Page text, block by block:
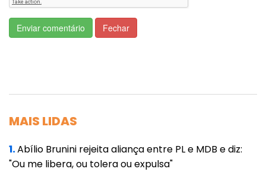
suplências.
Embora haja dois vice-líderes do governo –
catarinense é um senador mais discreto,
enquanto Heinze e Girão são vistos como
sessões para defender tratamentos
ineficazes para a Covid-19.
Enviar comentário Fechar
MAIS LIDAS
1.Abílio Brunini rejeita aliança entre PL e MDB e diz:
"Ou me libera, ou tolera ou expulsa"